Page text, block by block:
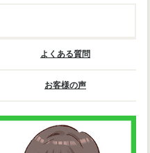
よくある質問
お客様の声